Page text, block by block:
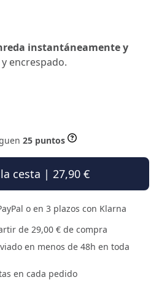
instantáneamente y
encrespado.
25 puntos
cesta | 27,90 €
o en 3 plazos con Klarna
de 29,00 € de compra
en menos de 48h en toda
en cada pedido